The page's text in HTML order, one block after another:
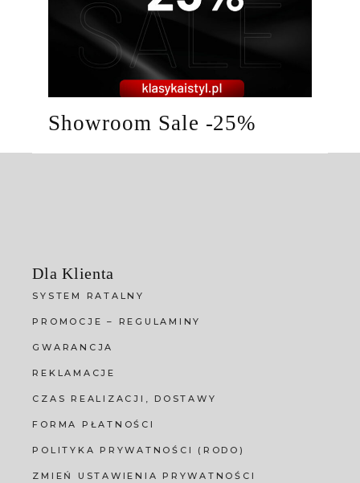
Showroom Sale -25%
Dla Klienta
SYSTEM RATALNY
PROMOCJE – REGULAMINY
GWARANCJA
REKLAMACJE
CZAS REALIZACJI, DOSTAWY
FORMA PŁATNOŚCI
POLITYKA PRYWATNOŚCI (RODO)
ZMIEŃ USTAWIENIA PRYWATNOŚCI